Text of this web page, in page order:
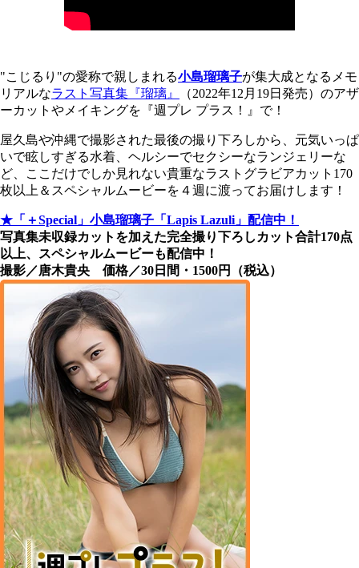
"こじるり"の愛称で親しまれる小島瑠璃子が集大成となるメモ
リアルなラスト写真集『瑠璃』
（2022年12月19日発売）のアザ
ーカットやメイキングを『週プレ プラス！』で！
屋久島や沖縄で撮影された最後の撮り下ろしから、元気いっぱ
いで眩しすぎる水着、ヘルシーでセクシーなランジェリーな
ど、ここだけでしか見れない貴重なラストグラビアカット170
枚以上＆スペシャルムービーを４週に渡ってお届けします！
★「＋Special」小島瑠璃子「Lapis Lazuli」配信中！
写真集未収録カットを加えた完全撮り下ろしカット合計170点
以上、スペシャルムービーも配信中！
撮影／唐木貴央 価格／30日間・1500円（税込）